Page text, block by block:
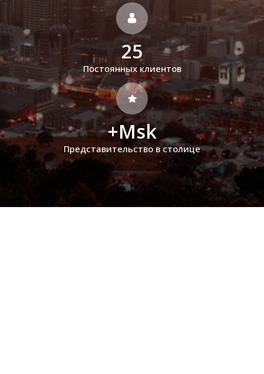
25
Постоянных клиентов
+Msk
Представительство в столице